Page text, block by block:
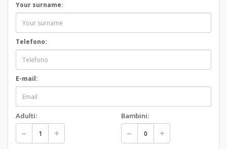
Your surname:
Telefono:
E-mail:
Adulti: Bambini: